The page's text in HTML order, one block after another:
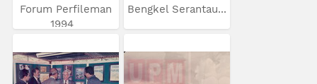
Forum Perfileman
1994
Bengkel Serantau...